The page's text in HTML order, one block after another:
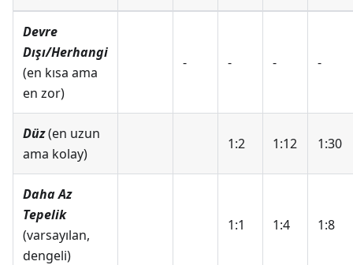
Devre
Dışı/Herhangi
(en kısa ama
en zor)
- - - -
Düz(en uzun
ama kolay)
1:2 1:12 1:30
Daha Az
Tepelik
(varsayılan,
dengeli)
1:1 1:4 1:8